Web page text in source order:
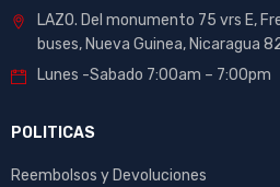
LAZO. Del monumento 75 vrs E,
buses, Nueva Guinea, Nicaragua
Lunes -Sabado 7:00am – 7:00pm
POLITICAS
Reembolsos y Devoluciones